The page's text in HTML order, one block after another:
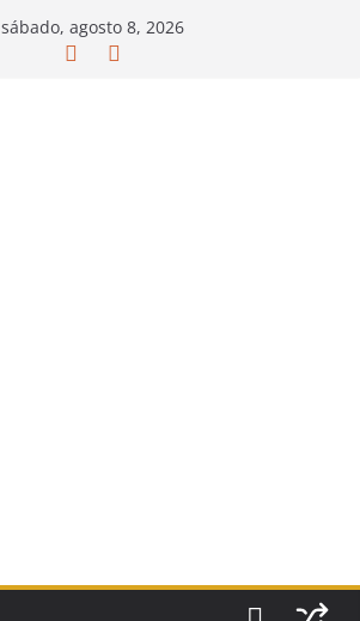
sábado, agosto 8, 2026